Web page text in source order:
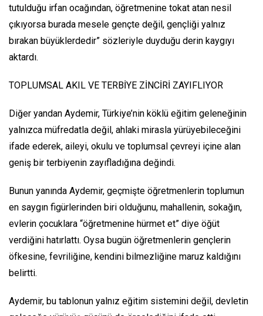
tutulduğu irfan ocağından, öğretmenine tokat atan nesil
çıkıyorsa burada mesele gençte değil, gençliği yalnız
bırakan büyüklerdedir” sözleriyle duyduğu derin kaygıyı
aktardı.
TOPLUMSAL AKIL VE TERBİYE ZİNCİRİ ZAYIFLIYOR
Diğer yandan Aydemir, Türkiye’nin köklü eğitim geleneğinin
yalnızca müfredatla değil, ahlaki mirasla yürüyebileceğini
ifade ederek, aileyi, okulu ve toplumsal çevreyi içine alan
geniş bir terbiyenin zayıfladığına değindi.
Bunun yanında Aydemir, geçmişte öğretmenlerin toplumun
en saygın figürlerinden biri olduğunu, mahallenin, sokağın,
evlerin çocuklara “öğretmenine hürmet et” diye öğüt
verdiğini hatırlattı. Oysa bugün öğretmenlerin gençlerin
öfkesine, fevriliğine, kendini bilmezliğine maruz kaldığını
belirtti.
Aydemir, bu tablonun yalnız eğitim sistemini değil, devletin